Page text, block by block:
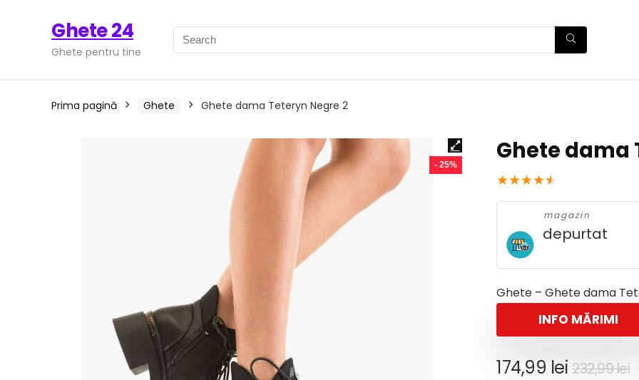
Ghete 24
Ghete pentru tine
Prima pagină Ghete Ghete dama Teteryn Negre 2
- 25% Ghete dama
★★★★★
magazin
depurtat
Ghete – Ghete dama
INFO MĂRIMI
232,99lei
174,99 lei